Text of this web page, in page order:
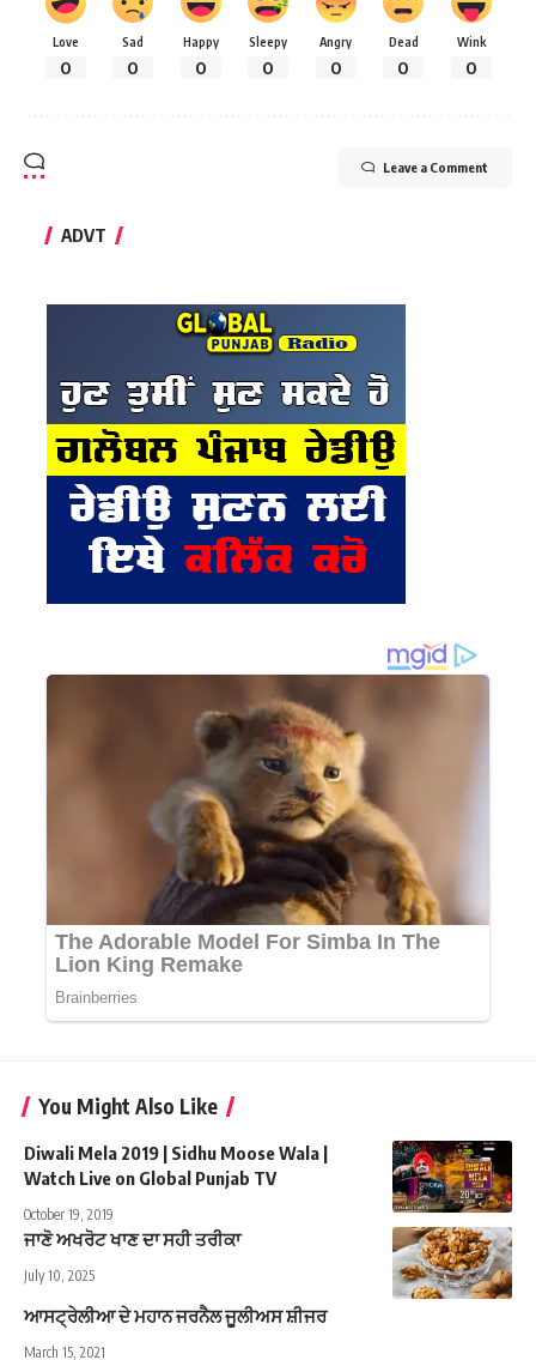
Love
0
Sad
0
Happy
0
Sleepy
0
Angry
0
Dead
0
Wink
0
Leave a Comment
ADVT
You Might Also Like
Diwali Mela 2019 | Sidhu Moose Wala |
Watch Live on Global Punjab TV
October 19, 2019
ਜਾਣੋ ਅਖਰੋਟ ਖਾਣ ਦਾ ਸਹੀ ਤਰੀਕਾ
July 10, 2025
ਆਸਟ੍ਰੇਲੀਆ ਦੇ ਮਹਾਨ ਜਰਨੈਲ ਜੂਲੀਅਸ ਸ਼ੀਜਰ
March 15, 2021